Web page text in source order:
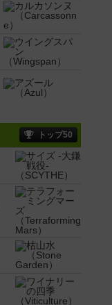
トップ50